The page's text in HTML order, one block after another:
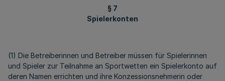
§ 7
Spielerkonten
(1) Die Betreiberinnen und Betreiber müssen für Spielerinnen
und Spieler zur Teilnahme an Sportwetten ein Spielerkonto auf
deren Namen errichten und ihre Konzessionsnehmerin oder